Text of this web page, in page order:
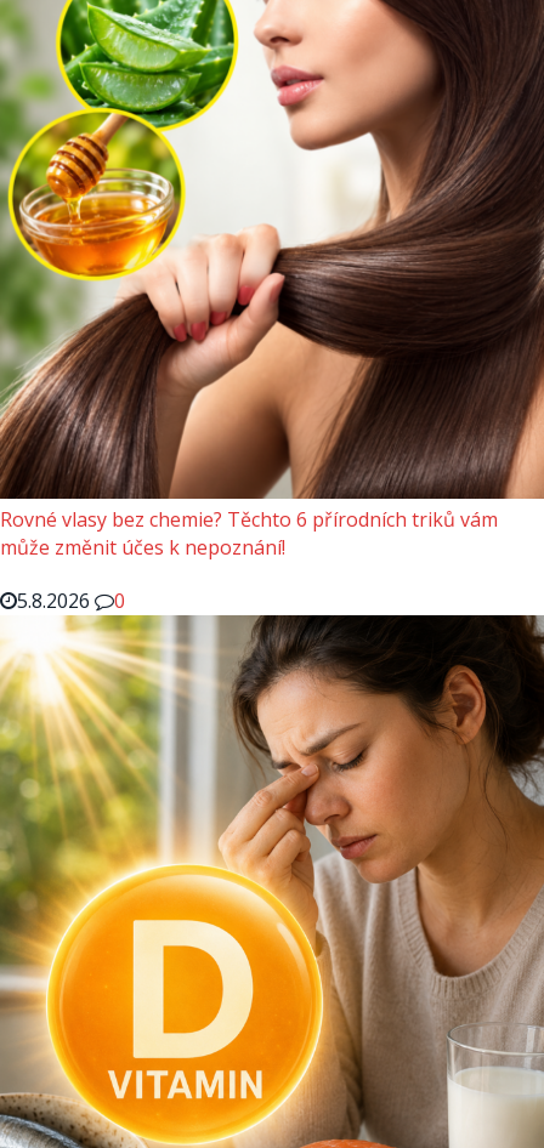
Rovné vlasy bez chemie? Těchto 6 přírodních triků vám
může změnit účes k nepoznání!
5.8.2026
0